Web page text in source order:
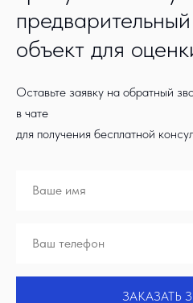
объект для
Оставьте заявку на обратный
в чате
для получения бесплатной
ЗАКАЗАТЬ